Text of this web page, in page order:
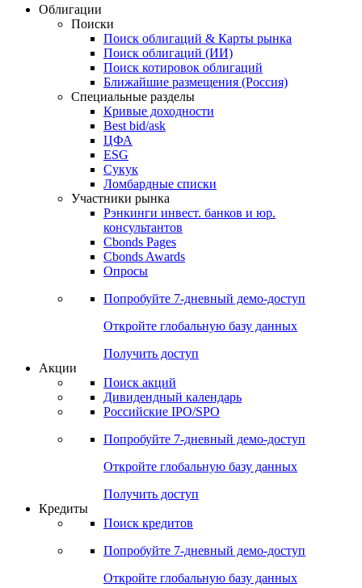
Cbonds Review
ежеквартальный аналитический журнал
Облигации
Поиски
Поиск облигаций & Карты рынка
Поиск облигаций (ИИ)
Поиск котировок облигаций
Ближайшие размещения (Россия)
Специальные разделы
Кривые доходности
Best bid/ask
ЦФА
ESG
Сукук
Ломбардные списки
Участники рынка
Рэнкинги инвест. банков и юр.
Cbonds Pages
Опросы
Попробуйте7-дневный
Откройте глобальную базу данных
Получить доступ
Поиск акций
Российские IPO/SPO
Попробуйте7-дневный
Откройте глобальную базу данных
Получить доступ
Поиск кредитов